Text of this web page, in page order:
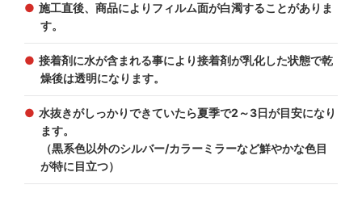
施工直後、商品によりフィルム面が白濁することがありま
す。
接着剤に水が含まれる事により接着剤が乳化した状態で乾
燥後は透明になります。
水抜きがしっかりできていたら夏季で2～3日が目安になり
ます。
（黒系色以外のシルバー/カラーミラーなど鮮やかな色目
が特に目立つ）